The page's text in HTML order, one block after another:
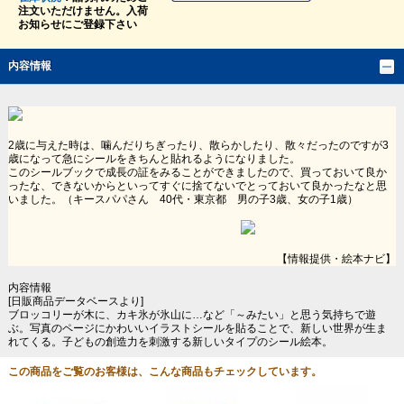
注文いただけません。入荷
お知らせにご登録下さい
内容情報
2歳に与えた時は、噛んだりちぎったり、散らかしたり、散々だったのですが3
歳になって急にシールをきちんと貼れるようになりました。
このシールブックで成長の証をみることができましたので、買っておいて良か
ったな、できないからといってすぐに捨てないでとっておいて良かったなと思
いました。（キースパパさん 40代・東京都 男の子3歳、女の子1歳）
【情報提供・絵本ナビ】
内容情報
[日販商品データベースより]
ブロッコリーが木に、カキ氷が氷山に…など「～みたい」と思う気持ちで遊
ぶ。写真のページにかわいいイラストシールを貼ることで、新しい世界が生ま
れてくる。子どもの創造力を刺激する新しいタイプのシール絵本。
この商品をご覧のお客様は、こんな商品もチェックしています。